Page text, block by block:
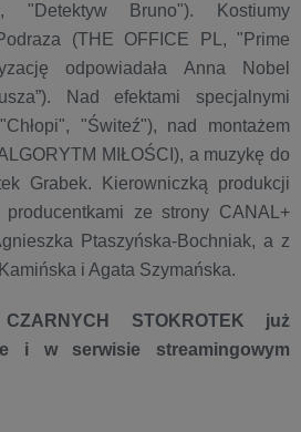
"Detektyw Bruno"). Kostiumy
(THE OFFICE PL, "Prime
odpowiadała Anna Nobel
Nad efektami specjalnymi
"Świteź"), nad montażem
MIŁOŚCI), a muzykę do
Grabek. Kierowniczką produkcji
producentkami ze strony CANAL+
Ptaszyńska-Bochniak, a z
i Agata Szymańska.
STOKROTEK już
i w serwisie streamingowym